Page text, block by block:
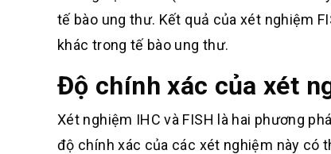
tế bào ung thư. Kết quả của xét nghiệm
khác trong tế bào ung thư.
Độ chính xác của xét
Xét nghiệm IHC và FISH là hai phương
độ chính xác của các xét nghiệm này có